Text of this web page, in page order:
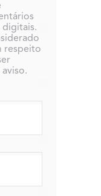
digitais.
respeito